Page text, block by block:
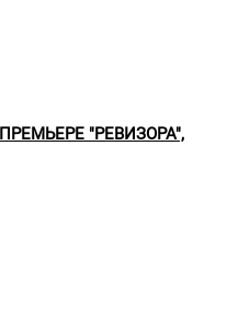
"РЕВИЗОРА",